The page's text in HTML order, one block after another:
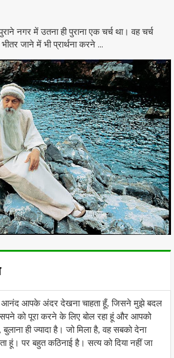
नगर में उतना ही पुराना एक चर्च था। वह चर्च
जाने में भी प्रार्थना करने ...
आनंद आपके अंदर देखना चाहता हूँ, जिसने मुझे बदल
को पूरा करने के लिए बोल रहा हूं और आपको
ही ज्यादा है। जो मिला है, वह सबको देना
हूं। पर बहुत कठिनाई है। सत्य को दिया नहीं जा